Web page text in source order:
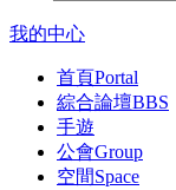
我的中心
首頁Portal
綜合論壇BBS
手遊
公會Group
空間Space